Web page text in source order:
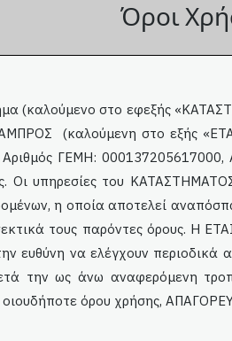
Όροι
(καλούμενο στο εφεξής
(καλούμενη στο εξής
ΓΕΜΗ:
Οι υπηρεσίες του
η οποία αποτελεί
τους παρόντες όρους. Η
ευθύνη να ελέγχουν περιοδικά
την ως άνω αναφερόμενη
όρου χρήσης,